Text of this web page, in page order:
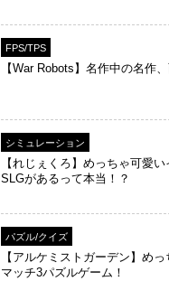
FPS/TPS
【War Robots】名作中の名作
シミュレーション
【れじぇくろ】めっちゃ可愛
SLGがあるって本当！？
パズル/クイズ
【アルケミストガーデン】め
マッチ3パズルゲーム！